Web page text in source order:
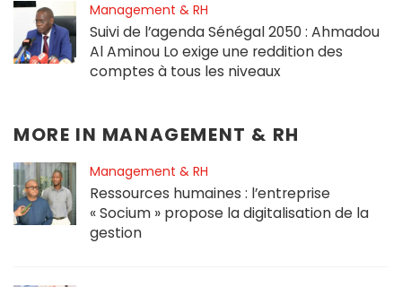
Management & RH
Suivi de l’agenda Sénégal 2050 : Ahmadou
Al Aminou Lo exige une reddition des
comptes à tous les niveaux
MORE IN MANAGEMENT & RH
Management & RH
Ressources humaines : l’entreprise
« Socium » propose la digitalisation de la
gestion